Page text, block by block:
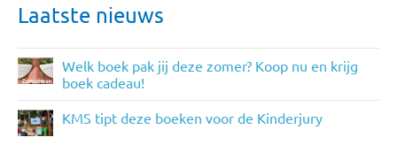
Laatste nieuws
Welk boek pak jij deze zomer? Koop nu en krijg
boek cadeau!
KMS tipt deze boeken voor de Kinderjury